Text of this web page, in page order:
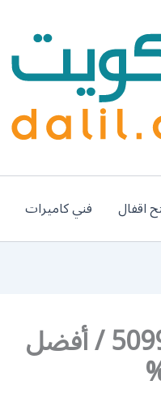
اقفال فني كاميرات
رقم نقل اثاث في الفيحاء / 50993677 / أفضل